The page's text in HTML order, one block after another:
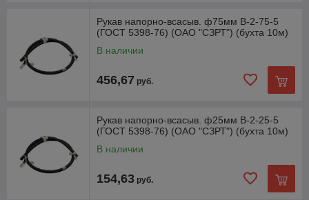
Рукав напорно-всасыв. ф75мм В-2-75-5
(ГОСТ 5398-76) (ОАО "СЗРТ") (бухта 10м)
В наличии
456,67 руб.
Рукав напорно-всасыв. ф25мм В-2-25-5
(ГОСТ 5398-76) (ОАО "СЗРТ") (бухта 10м)
В наличии
154,63 руб.